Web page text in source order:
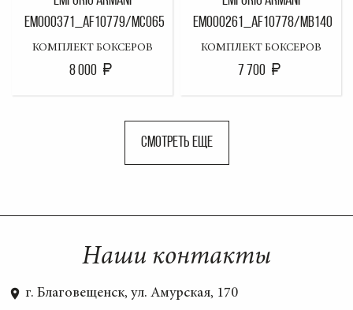
EM000371_AF10779/MC065
КОМПЛЕКТ БОКСЕРОВ
8 000
EM000261_AF10778/MB140
КОМПЛЕКТ БОКСЕРОВ
7 700
СМОТРЕТЬ ЕЩЕ
Наши контакты
г. Благовещенск, ул. Амурская, 170